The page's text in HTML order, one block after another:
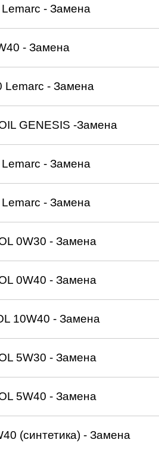
- Замена
- Замена
Lemarc - Замена
GENESIS -Замена
- Замена
- Замена
0W30 - Замена
0W40 - Замена
10W40 - Замена
5W30 - Замена
5W40 - Замена
(синтетика) - Замена